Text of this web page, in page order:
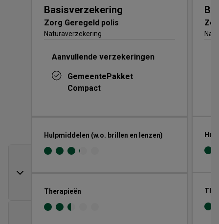
Basisverzekering
Zorg Geregeld polis
Naturaverzekering
Aanvullende verzekeringen
GemeentePakket
Compact
Hulpmiddelen (w.o. brillen en lenzen)
Therapieën